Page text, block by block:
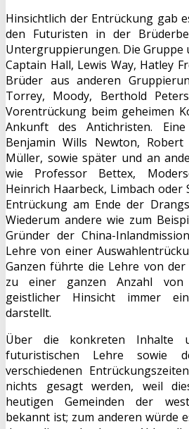
Hinsichtlich der Entrückung gab
den Futuristen in der
Untergruppierungen. Die Gruppe
Captain Hall, Lewis Way, Hatley
Brüder aus anderen
Torrey, Moody, Berthold
Vorentrückung beim geheimen
Ankunft des Antichristen.
Benjamin Wills Newton,
Müller, sowie später und an
wie Professor Bettex,
Heinrich Haarbeck, Limbach oder
Entrückung am Ende der
Wiederum andere wie zum
Gründer der China-
Lehre von einer
Ganzen führte die Lehre von
zu einer ganzen Anzahl von
geistlicher Hinsicht immer
darstellt.
Über die konkreten Inhalte
futuristischen Lehre sowie
verschiedenen
nichts gesagt werden, weil
heutigen Gemeinden der
bekannt ist; zum anderen würde